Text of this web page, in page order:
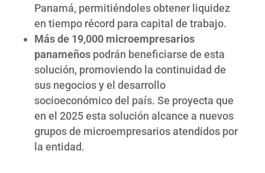
Panamá, permitiéndoles obtener liquidez
en tiempo récord para capital de trabajo.
Más de 19,000 microempresarios
panameños podrán beneficiarse de esta
solución, promoviendo la continuidad de
sus negocios y el desarrollo
socioeconómico del país. Se proyecta que
en el 2025 esta solución alcance a nuevos
grupos de microempresarios atendidos por
la entidad.